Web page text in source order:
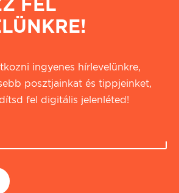
ingyenes hírlevelünkre,
posztjainkat és tippjeinket,
fel digitális jelenléted!